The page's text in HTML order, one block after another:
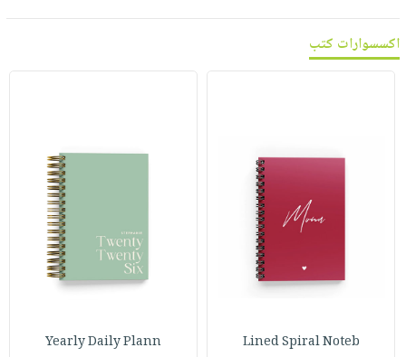
اكسسوارات كتب
Lined Spiral Noteb
Yearly Daily Plann